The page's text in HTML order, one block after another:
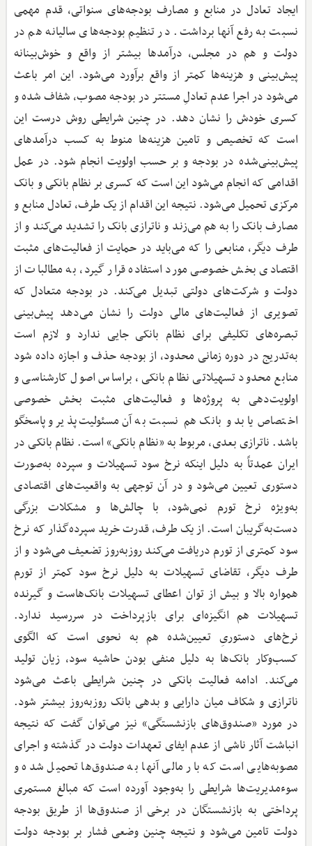
ایجاد تعادل در منابع و مصارف بودجه‌های سنواتی، قدم مهمی
نسبت به رفع آنها برداشت. در تنظیم بودجه‌های سالیانه هم در
دولت و هم در مجلس، درآمدها بیشتر از واقع و خوش‌بینانه
پیش‌بینی و هزینه‌ها کمتر از واقع برآورد می‌شود. این امر باعث
می‌شود در اجرا عدم تعادلِ مستتر در بودجه مصوب، شفاف شده و
کسری خودش را نشان دهد. در چنین شرایطی روش درست این
است که تخصیص و تامین هزینه‌ها منوط به کسب درآمدهای
پیش‌بینی‌شده در بودجه و بر حسب اولویت انجام شود. در عمل
اقدامی که انجام می‌شود این است که کسری بر نظام بانکی و بانک
مرکزی تحمیل می‌شود. نتیجه این اقدام از یک طرف، تعادل منابع و
مصارف بانک را به هم می‌زند و ناترازی بانک را تشدید می‌کند و از
طرف دیگر، منابعی را که می‌باید در حمایت از فعالیت‌های مثبت
اقتصادی بخش خصوصی مورد استفاده قرار گیرد، به مطالبات از
دولت و شرکت‌های دولتی تبدیل می‌کند. در بودجه متعادل که
تصویری از فعالیت‌های مالی دولت را نشان می‌دهد پیش‌بینی
تبصره‌های تکلیفی برای نظام بانکی جایی ندارد و لازم است
به‌تدریج در دوره زمانی محدود، از بودجه حذف و اجازه داده شود
منابع محدود تسهیلاتی نظام بانکی، براساس اصول کارشناسی و
اولویت‌دهی به پروژه‌ها و فعالیت‌های مثبت بخش خصوصی
اختصاص یابد و بانک هم نسبت به آن مسئولیت‌پذیر و پاسخگو
باشد. ناترازی بعدی، مربوط به «نظام بانکی» است. نظام بانکی در
ایران عمدتاً به دلیل اینکه نرخ سود تسهیلات و سپرده به‌صورت
دستوری تعیین می‌شود و در آن توجهی به واقعیت‌های اقتصادی
به‌ویژه نرخ تورم نمی‌شود، با چالش‌ها و مشکلات بزرگی
دست‌به‌گریبان است. از یک طرف، قدرت خرید سپرده‌گذار که نرخ
سود کمتری از تورم دریافت می‌کند روزبه‌روز تضعیف می‌شود و از
طرف دیگر، تقاضای تسهیلات به دلیل نرخ سود کمتر از تورم
همواره بالا و بیش از توان اعطای تسهیلات بانک‌هاست و گیرنده
تسهیلات هم انگیزه‌ای برای بازپرداخت در سررسید ندارد.
نرخ‌های دستوریِ تعیین‌شده هم به نحوی است که الگوی
کسب‌وکار بانک‌ها به دلیل منفی بودن حاشیه سود، زیان تولید
می‌کند. ادامه فعالیت بانکی در چنین شرایطی باعث می‌شود
ناترازی و شکاف میان دارایی و بدهی بانک روزبه‌روز بیشتر شود.
در مورد «صندوق‌های بازنشستگی» نیز می‌توان گفت که نتیجه
انباشت آثار ناشی از عدم ایفای تعهدات دولت در گذشته و اجرای
مصوبه‌هایی است که بار مالی آنها به صندوق‌ها تحمیل شده و
سوء‌مدیریت‌ها شرایطی را به‌وجود آورده است که مبالغ مستمری
پرداختی به بازنشستگان در برخی از صندوق‌ها از طریق بودجه
دولت تامین می‌شود و نتیجه چنین وضعی فشار بر بودجه دولت